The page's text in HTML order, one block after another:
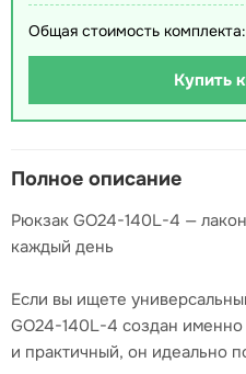
Общая стоимость комплекта:
Купить
Полное описание
Рюкзак GO24-140L-4 —
каждый день
Если вы ищете
GO24-140L-4 создан именно
и практичный, он идеально